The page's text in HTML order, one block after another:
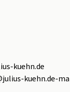
kuehn.de
kuehn.de-